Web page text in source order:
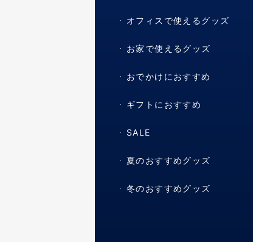
オフィスで使えるグッズ
お家で使えるグッズ
おでかけにおすすめ
ギフトにおすすめ
SALE
夏のおすすめグッズ
冬のおすすめグッズ